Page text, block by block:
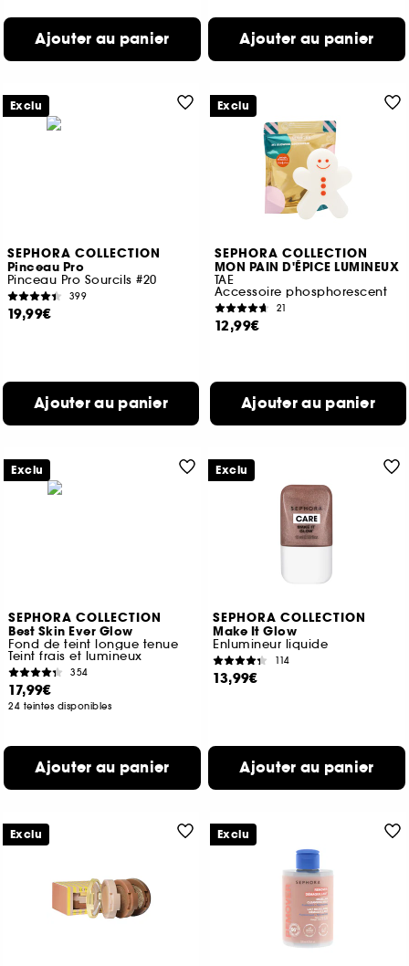
Ajouter au panier Ajouter au panier
SEPHORA COLLECTION
Pinceau Pro
Pinceau Pro Sourcils #20
399
19,99€
Ajouter au panier
Exclu
SEPHORA COLLECTION
MON PAIN D'ÉPICE LUMINEUX
TAE
Accessoire phosphorescent
21
12,99€
Ajouter au panier
Exclu
SEPHORA COLLECTION
Best Skin Ever Glow
Fond de teint longue tenue
Teint frais et lumineux
354
17,99€
24 teintes disponibles
Ajouter au panier
Exclu
SEPHORA COLLECTION
Make It Glow
Enlumineur liquide
114
13,99€
Ajouter au panier
Exclu
Exclu Exclu